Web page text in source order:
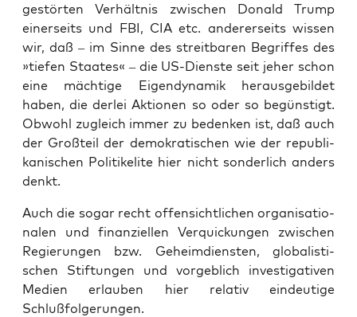
gestör­ten Ver­hält­nis zwi­schen Donald Trump
einer­seits und FBI, CIA etc. ande­rer­seits wis­sen
wir, daß – im Sin­ne des streit­ba­ren Begrif­fes des
»tie­fen Staa­tes« – die US-Diens­te seit jeher schon
eine mäch­ti­ge Eigen­dy­na­mik her­aus­ge­bil­det
haben, die der­lei Aktio­nen so oder so begüns­tigt.
Obwohl zugleich immer zu beden­ken ist, daß auch
der Groß­teil der demo­kra­ti­schen wie der repu­bli­
ka­ni­schen Poli­ti­kel­i­te hier nicht son­der­lich anders
denkt.
Auch die sogar recht offen­sicht­li­chen orga­ni­sa­tio­
na­len und finan­zi­el­len Ver­qui­ckun­gen zwi­schen
Regie­run­gen bzw. Geheim­diens­ten, glo­ba­lis­ti­
schen Stif­tun­gen und vor­geb­lich inves­ti­ga­ti­ven
Medi­en erlau­ben hier rela­tiv ein­deu­ti­ge
Schlußfolgerungen.